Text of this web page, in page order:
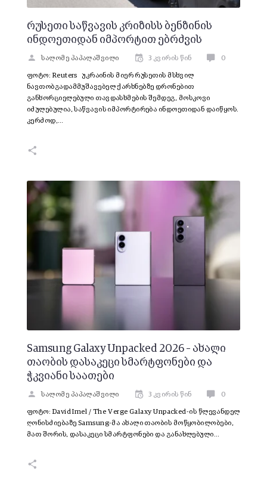
რუსეთი საწვავის კრიზისს ბენზინის
ინდოეთიდან იმპორტით ებრძვის
სალომე პაპალაშვილი 3 კვირის წინ 0
ფოტო: Reuters უკრაინის მიერ რუსეთის მსხვილ
ნავთობგადამმუშავებელ ქარხნებზე დრონებით
განხორციელებული თავდასხმების შემდეგ, მოსკოვი
იძულებულია, საწვავის იმპორტირება ინდოეთიდან დაიწყოს.
კერძოდ,…
Samsung Galaxy Unpacked 2026 – ახალი
თაობის დასაკეცი სმარტფონები და
ჭკვიანი საათები
სალომე პაპალაშვილი 3 კვირის წინ 0
ფოტო: David Imel / The Verge Galaxy Unpacked-ის წლევანდელ
ღონისძიებაზე Samsung-მა ახალი თაობის მოწყობილობები,
მათ შორის, დასაკეცი სმარტფონები და განახლებული…